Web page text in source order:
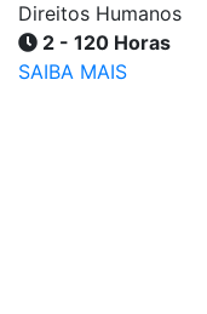
Direitos Humanos
2 - 120 Horas
SAIBA MAIS